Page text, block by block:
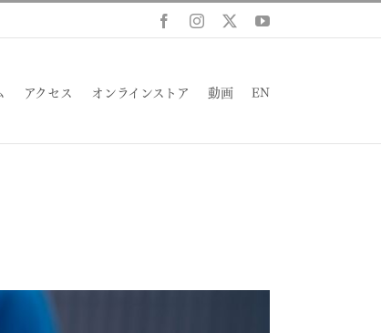
FacebookInstagram YouTube
アクセス オンラインストア 動画 EN